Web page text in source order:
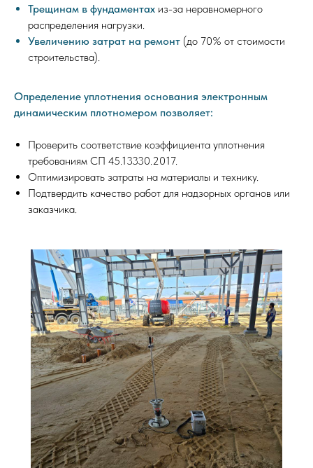
Трещинам в фундаментах из-за неравномерного
распределения нагрузки.
Увеличению затрат на ремонт (до 70% от стоимости
строительства).
Определение уплотнения основания электронным
динамическим плотномером позволяет:
Проверить соответствие коэффициента уплотнения
требованиям СП 45.13330.2017.
Оптимизировать затраты на материалы и технику.
Подтвердить качество работ для надзорных органов или
заказчика.